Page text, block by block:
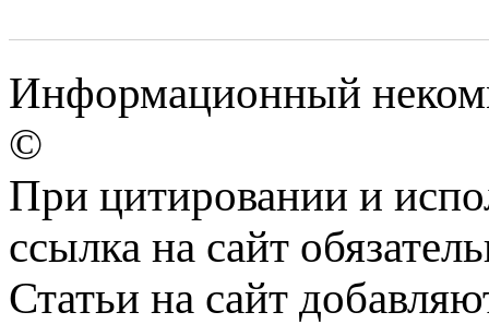
Информационный
©
При цитировании и
ссылка на сайт
Статьи на сайт